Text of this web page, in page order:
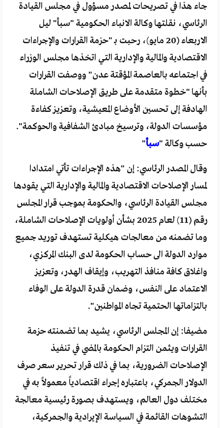
جاء هذا في تصريحات لمصدر مسؤول في مجلس القيادة
الرئاسي، نقلتها وكالة الانباء الحكومية "سبأ" ليل
الاربعاء (20 مايو)، رحبت بـ "حزمة القرارات والإجراءات
الاقتصادية والمالية والإدارية التي اتخذها مجلس الوزراء
في اجتماعه بالعاصمة المؤقتة عدن" ووصفت القرارات
بأنها "خطوة متقدمة على طريق الإصلاحات الشاملة
الهادفة إلى تحسين الأوضاع المعيشية، وتعزيز كفاءة
مؤسسات الدولة، وترسيخ مبادئ الشفافية والحوكمة".
حسب وكالة "سبأ"
وقال المصدر الرئاسي: إن "هذه الإجراءات تأتي امتدادا
لمسار الإصلاحات الاقتصادية والمالية والإدارية التي يقودها
مجلس القيادة الرئاسي، والحكومة بموجب قرار المجلس
رقم (11) لعام 2025 بشأن أولويات الإصلاحات الشاملة،
وما تضمنه من معالجات هيكلية تستهدف توريد جميع
موارد الدولة الى حساب الحكومة لدى البنك المركزي،
واغلاق كافة منافذ التهريب، وإيقاف الهدر، وتعزيز
الاعتماد على النفس، وضمان قدرة الدولة على الوفاء
بالتزاماتها الحتمية تجاه المواطنين".
مضيفا: إن المجلس الرئاسي، يشيد بما تضمنته حزمة
القرارات ويثمن التزام الحكومة بالمضي في تنفيذ
الإصلاحات الضرورية، بما في ذلك قرار تحرير سعر صرف
الدولار الجمركي، باعتباره إجراء اقتصادياً معمولاً به في
مختلف دول العالم، ويستهدف بصورة رئيسية معالجة
التشوهات القائمة في السياسة الإيرادية والجمركية،